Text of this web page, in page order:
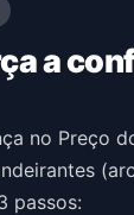
a
no Preço
passos: